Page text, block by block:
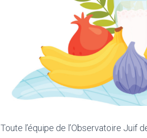
Toute l’équipe de l’Observatoire Juif